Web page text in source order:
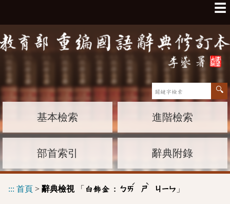
☰
基本檢索 進階檢索
部首索引 辭典附錄
::: 首頁 > 辭典檢視「 白飾金 : ㄅㄞ
ˊ
ㄕ
ˋ
ㄐㄧㄣ 」